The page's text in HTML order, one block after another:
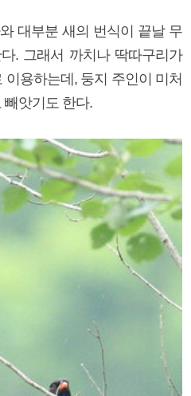
대부분 새의 번식이 끝날 무
. 그래서 까치나 딱따구리가
용하는데, 둥지 주인이 미처
빼앗기도 한다.